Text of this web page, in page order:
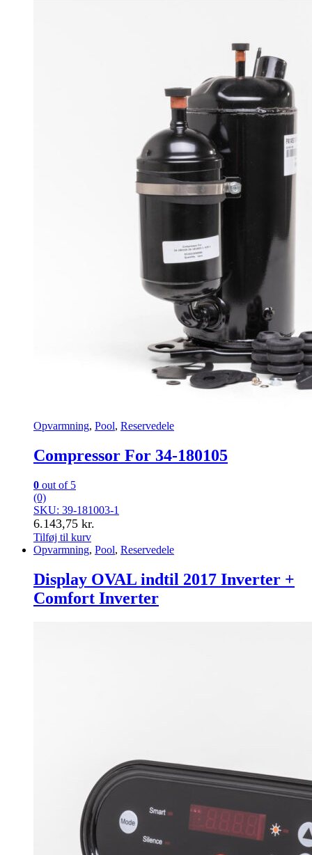
Opvarmning, Pool, Reservedele
Compressor For 34-180105
0 out of 5
(0)
SKU: 39-181003-1
6.143,75 kr.
Tilføj til kurv
Opvarmning, Pool, Reservedele
Display OVAL indtil 2017 Inverter +
Comfort Inverter